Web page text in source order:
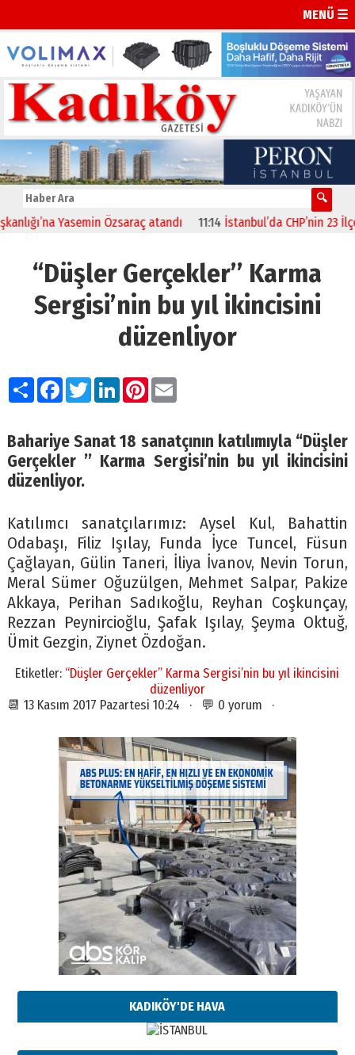
MENÜ ☰
Yasemin Özsaraç atandı 11:14 İstanbul’da CHP’nin 23 İlçe
“Düşler Gerçekler’’ Karma
Sergisi’nin bu yıl ikincisini
düzenliyor
PaylaşFacebook
TwitterLinkedIn
Pinterest
Email
Bahariye Sanat 18 sanatçının katılımıyla “Düşler
Gerçekler ’’ Karma Sergisi’nin bu yıl ikincisini
düzenliyor.
Katılımcı sanatçılarımız: Aysel Kul, Bahattin
Odabaşı, Filiz Işılay, Funda İyce Tuncel, Füsun
Çağlayan, Gülin Taneri, İliya İvanov, Nevin Torun,
Meral Sümer Oğuzülgen, Mehmet Salpar, Pakize
Akkaya, Perihan Sadıkoğlu, Reyhan Coşkunçay,
Rezzan Peynircioğlu, Şafak Işılay, Şeyma Oktuğ,
Ümit Gezgin, Ziynet Özdoğan.
Etiketler: “Düşler Gerçekler’’ Karma Sergisi’nin bu yıl ikincisini
düzenliyor
📆 13 Kasım 2017 Pazartesi 10:24 · 💬 0 yorum ·
KADIKÖY'DE HAVA